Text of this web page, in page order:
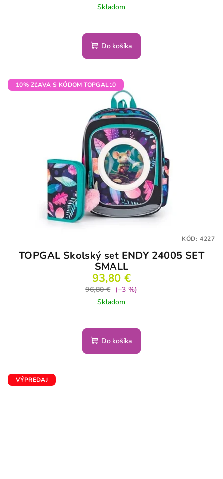
Skladom
Do košíka
10% ZĽAVA S KÓDOM TOPGAL10
TOPGAL Školský set ENDY 24005 SET
SMALL
93,80 €
96,80 €
(–3 %)
Skladom
Do košíka
KÓD: 4227
VÝPREDAJ